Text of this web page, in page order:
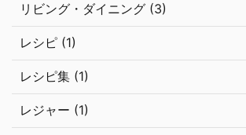
リビング・ダイニング (3)
レシピ (1)
レシピ集 (1)
レジャー (1)